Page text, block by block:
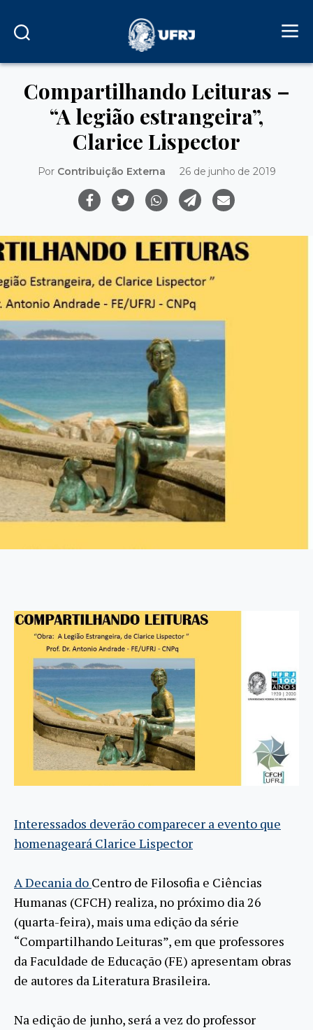
Compartilhando Leituras –
“A legião estrangeira”,
Clarice Lispector
Por Contribuição Externa 26 de junho de 2019
Interessados deverão comparecer a evento que
homenageará Clarice Lispector
A Decania do Centro de Filosofia e Ciências
Humanas (CFCH) realiza, no próximo dia 26
(quarta-feira), mais uma edição da série
“Compartilhando Leituras”, em que professores
da Faculdade de Educação (FE) apresentam obras
de autores da Literatura Brasileira.
Na edição de junho, será a vez do professor